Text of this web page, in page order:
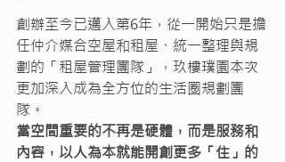
創辦至今已邁入第6年，從一開始只是擔
任仲介媒合空屋和租屋、統一整理與規
劃的「租屋管理團隊」，玖樓璞園本次
更加深入成為全方位的生活圈規劃團
隊。
當空間重要的不再是硬體，而是服務和
內容，以人為本就能開創更多「住」的